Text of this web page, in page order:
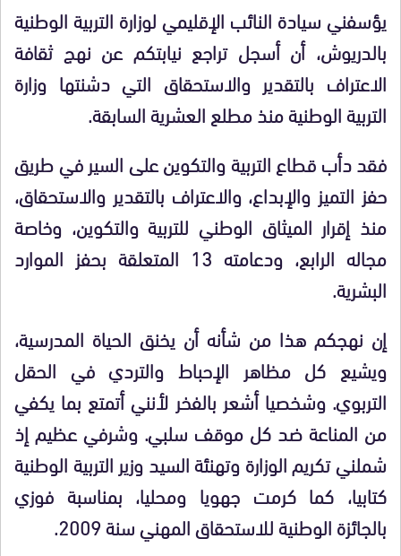
يؤسفني سيادة النائب الإقليمي لوزارة التربية الوطنية
بالدريوش، أن أسجل تراجع نيابتكم عن نهج ثقافة
الاعتراف بالتقدير والاستحقاق التي دشنتها وزارة
التربية الوطنية منذ مطلع العشرية السابقة.
فقد دأب قطاع التربية والتكوين على السير في طريق
حفز التميز والإبداع، والاعتراف بالتقدير والاستحقاق،
منذ إقرار الميثاق الوطني للتربية والتكوين، وخاصة
مجاله الرابع، ودعامته 13 المتعلقة بحفز الموارد
البشرية.
إن نهجكم هذا من شأنه أن يخنق الحياة المدرسية،
ويشيع كل مظاهر الإحباط والتردي في الحقل
التربوي. وشخصيا أشعر بالفخر لأنني أتمتع بما يكفي
من المناعة ضد كل موقف سلبي. وشرفي عظيم إذ
شملني تكريم الوزارة وتهنئة السيد وزير التربية الوطنية
كتابيا، كما كرمت جهويا ومحليا، بمناسبة فوزي
بالجائزة الوطنية للاستحقاق المهني سنة 2009.